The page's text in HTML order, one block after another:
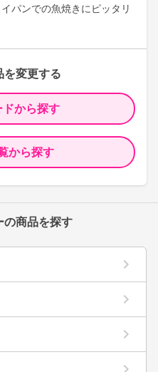
パンでの魚焼きにピッタリ
を変更する
ドから探す
から探す
の商品を探す